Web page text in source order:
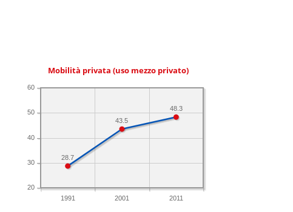
Mobilità privata (uso mezzo privato)
1991 2001 2011
20
30
40
50
60
48.3
43.5
28.7